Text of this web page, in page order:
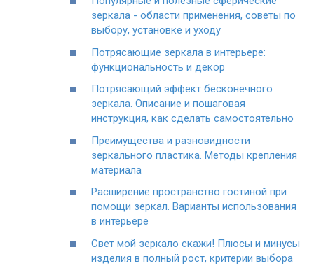
зеркала - области применения, советы по
выбору, установке и уходу
Потрясающие зеркала в интерьере:
функциональность и декор
Потрясающий эффект бесконечного
зеркала. Описание и пошаговая
инструкция, как сделать самостоятельно
Преимущества и разновидности
зеркального пластика. Методы крепления
материала
Расширение пространство гостиной при
помощи зеркал. Варианты использования
в интерьере
Свет мой зеркало скажи! Плюсы и минусы
изделия в полный рост, критерии выбора